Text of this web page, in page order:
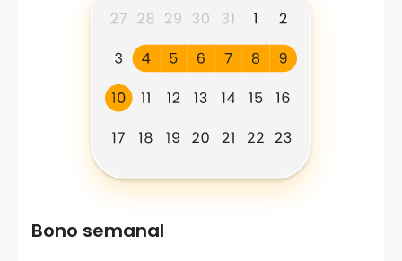
Bono semanal